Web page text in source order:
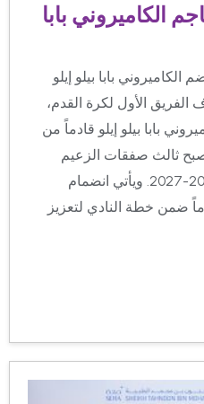
الكاميروني بابا
الكاميروني بابا بيلو إيلو
الأول لكرة القدم،
بابا بيلو إيلو قادماً من
ثالث صفقات الزعيم
استعداداً للموسم الرياضي 2026-2027. ويأتي انضمام
البالغ من العمر 21 عاماً ضمن خطة النادي لتعزيز